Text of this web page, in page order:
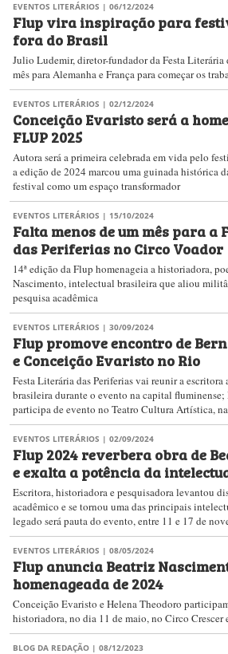
EVENTOS LITERÁRIOS | 06/12/2024
Flup vira inspiração para
fora do Brasil
Julio Ludemir, diretor-fundador da Festa Literária
mês para Alemanha e França para começar os
EVENTOS LITERÁRIOS | 02/12/2024
Conceição Evaristo será a
FLUP 2025
Autora será a primeira celebrada em vida pelo
a edição de 2024 marcou uma guinada histórica
festival como um espaço transformador
EVENTOS LITERÁRIOS | 15/10/2024
Falta menos de um mês para a
das Periferias no Circo Voador
14ª edição da Flup homenageia a historiadora,
Nascimento, intelectual brasileira que aliou
pesquisa acadêmica
EVENTOS LITERÁRIOS | 30/09/2024
Flup promove encontro de
e Conceição Evaristo no Rio
Festa Literária das Periferias vai reunir a
brasileira durante o evento na capital
participa de evento no Teatro Cultura Artística,
EVENTOS LITERÁRIOS | 02/09/2024
Flup 2024 reverbera obra de
e exalta a potência da
​Escritora, historiadora e pesquisadora levantou
acadêmico e se tornou uma das principais
legado será pauta do evento, entre 11 e 17 de
EVENTOS LITERÁRIOS | 08/05/2024
Flup anuncia Beatriz
homenageada de 2024
Conceição Evaristo e Helena Theodoro
historiadora, no dia 11 de maio, no Circo Crescer
BLOG DA REDAÇÃO | 08/12/2023